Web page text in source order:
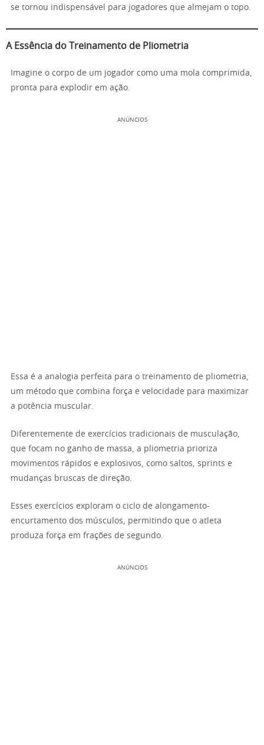
se tornou indispensável para jogadores que almejam o topo.
A Essência do Treinamento de Pliometria
Imagine o corpo de um jogador como uma mola comprimida,
pronta para explodir em ação.
ANÚNCIOS
Essa é a analogia perfeita para o treinamento de pliometria,
um método que combina força e velocidade para maximizar
a potência muscular.
Diferentemente de exercícios tradicionais de musculação,
que focam no ganho de massa, a pliometria prioriza
movimentos rápidos e explosivos, como saltos, sprints e
mudanças bruscas de direção.
Esses exercícios exploram o ciclo de alongamento-
encurtamento dos músculos, permitindo que o atleta
produza força em frações de segundo.
ANÚNCIOS